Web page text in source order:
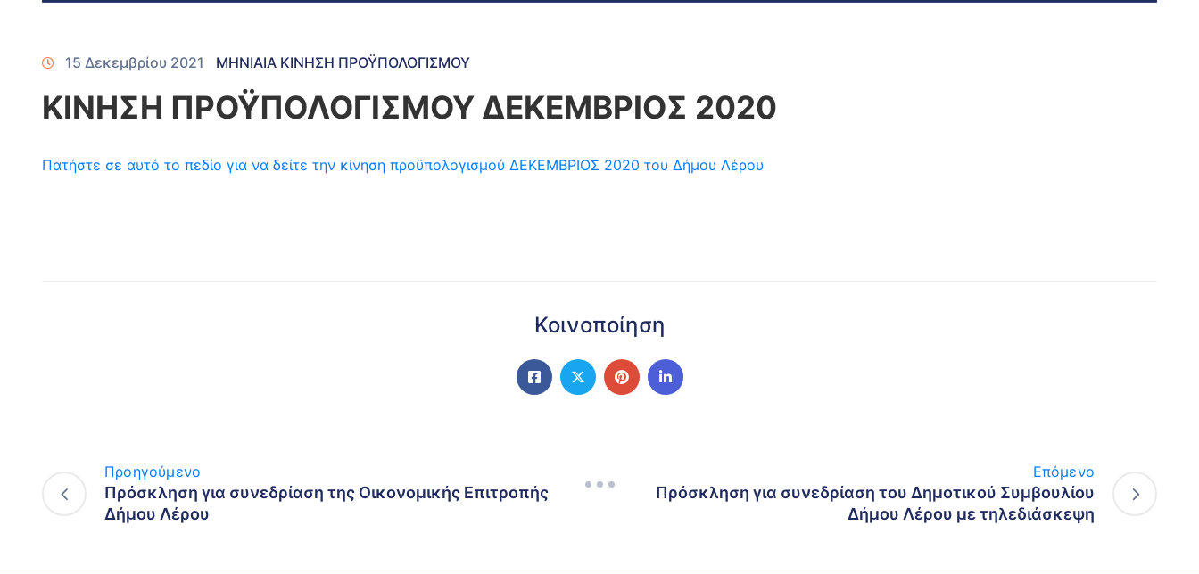
15 Δεκεμβρίου 2021 ΜΗΝΙΑΙΑ ΚΙΝΗΣΗ ΠΡΟΫΠΟΛΟΓΙΣΜΟΥ
ΚΙΝΗΣΗ ΠΡΟΫΠΟΛΟΓΙΣΜΟΥ ΔΕΚΕΜΒΡΙΟΣ 2020
Πατήστε σε αυτό το πεδίο για να δείτε την κίνηση προϋπολογισμού ΔΕΚΕΜΒΡΙΟΣ 2020 του Δήμου Λέρου
Κοινοποίηση
Προηγούμενο
Πρόσκληση για συνεδρίαση της Οικονομικής Επιτροπής
Δήμου Λέρου
Επόμενο
Πρόσκληση για συνεδρίαση του Δημοτικού Συμβουλίου
Δήμου Λέρου με τηλεδιάσκεψη